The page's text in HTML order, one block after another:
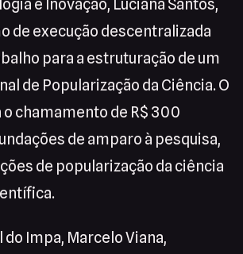
e Inovação, Luciana Santos,
de execução descentralizada
para a estruturação de um
de Popularização da Ciência. O
chamamento de R$ 300
de amparo à pesquisa,
de popularização da ciência
Impa, Marcelo Viana,